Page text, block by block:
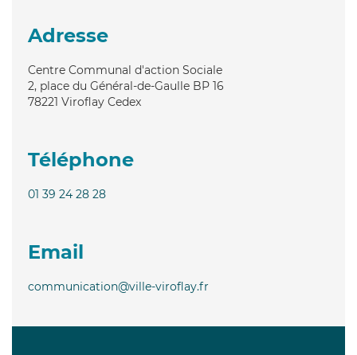
Adresse
Centre Communal d'action Sociale
2, place du Général-de-Gaulle BP 16
78221 Viroflay Cedex
Téléphone
01 39 24 28 28
Email
communication@ville-viroflay.fr